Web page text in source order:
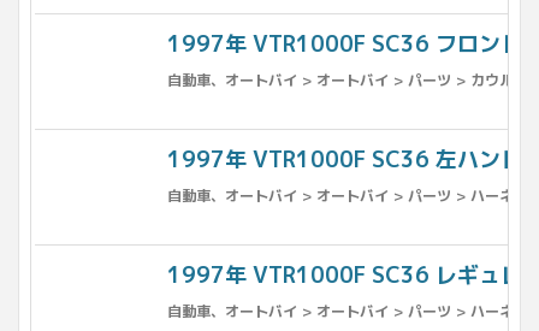
1997年 VTR1000F SC36 フロント
自動車、オートバイ > オートバイ > パーツ > カウル、
1997年 VTR1000F SC36 左ハンド
自動車、オートバイ > オートバイ > パーツ > ハーネス
1997年 VTR1000F SC36 レギュレ
自動車、オートバイ > オートバイ > パーツ > ハーネス